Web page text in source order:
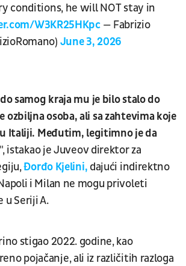
conditions, he will NOT stay in
W3KR25HKpc— Fabrizio
June 3, 2026
samog kraja mu je bilo stalo do
ozbiljna osoba, ali sa zahtevima koje
Italiji. Međutim, legitimno je da
", istakao je Juveov direktor za
Đorđo Kjelini, dajući indirektno
i Milan ne mogu privoleti
u Seriji A.
stigao 2022. godine, kao
pojačanje, ali iz različitih razloga